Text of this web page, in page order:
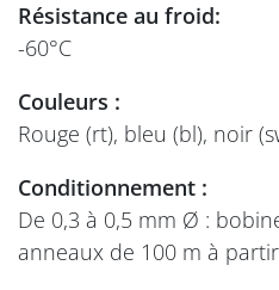
Résistance au froid:
-60°C
Couleurs :
Rouge (rt), bleu (bl), noir
Conditionnement :
De 0,3 à 0,5 mm Ø :
anneaux de 100 m à